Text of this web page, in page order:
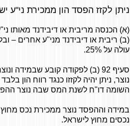
ניתן לקזז הפסד הון ממכירת ני"ע
(א) הכנסה מריבית או דיבידנד מאותו
(ב) ריבית או דיבידנד מני"ע אחרים –
עולה על 25%.
סעיף 92 (ב) לפקודה קובע
נוצר, ניתן יהיה לקזזו כנגד רווח הון
השומה דו"ח לשנת המס שבה נוצר
במידה וההפסד נוצר ממכירת נכס מחוץ
נכסים מחוץ לישראל.